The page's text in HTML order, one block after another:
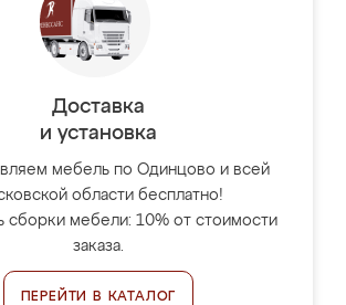
Доставка
и установка
мебель по Одинцово и всей
области бесплатно!
сборки мебели: 10% от стоимости
заказа.
ПЕРЕЙТИ В КАТАЛОГ